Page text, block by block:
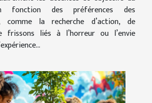
fonction des préférences des
comme la recherche d’action, de
frissons liés à l’horreur ou l’envie